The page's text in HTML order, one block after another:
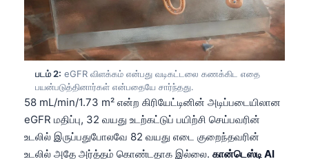
படம் 2: eGFR விளக்கம் என்பது வடிகட்டலை கணக்கிட எதை
பயன்படுத்தினார்கள் என்பதையே சார்ந்தது.
58 mL/min/1.73 m² என்ற கிரியேட்டினின் அடிப்படையிலான
eGFR மதிப்பு, 32 வயது உடற்கட்டுப் பயிற்சி செய்பவரின்
உடலில் இருப்பதுபோலவே 82 வயது எடை குறைந்தவரின்
உடலில் அதே அர்த்தம் கொண்டதாக இல்லை. கான்டெஸ்டி AI